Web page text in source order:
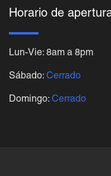
Horario de
Lun-Vie: 8am a 8pm
Sábado: Cerrado
Domingo: Cerrado